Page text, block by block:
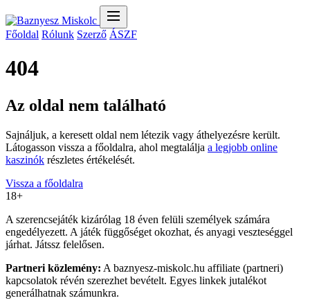
Főoldal Rólunk Szerző ÁSZF
404
Az oldal nem található
Sajnáljuk, a keresett oldal nem létezik vagy áthelyezésre került.
Látogasson vissza a főoldalra, ahol megtalálja a legjobb online
kaszinók részletes értékelését.
Vissza a főoldalra
18+
A szerencsejáték kizárólag 18 éven felüli személyek számára
engedélyezett. A játék függőséget okozhat, és anyagi veszteséggel
járhat. Játssz felelősen.
Partneri közlemény: A baznyesz-miskolc.hu affiliate (partneri)
kapcsolatok révén szerezhet bevételt. Egyes linkek jutalékot
generálhatnak számunkra.